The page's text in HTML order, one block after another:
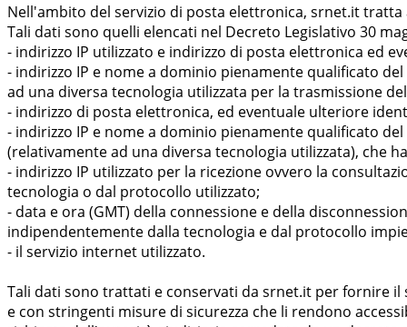
Nell'ambito del servizio di posta elettronica, srnet.it
Tali dati sono quelli elencati nel Decreto Legislativo 30
- indirizzo IP utilizzato e indirizzo di posta elettronica ed
- indirizzo IP e nome a dominio pienamente qualificato
ad una diversa tecnologia utilizzata per la trasmissione
- indirizzo di posta elettronica, ed eventuale ulteriore
- indirizzo IP e nome a dominio pienamente qualificato
(relativamente ad una diversa tecnologia utilizzata), che
- indirizzo IP utilizzato per la ricezione ovvero la
tecnologia o dal protocollo utilizzato;
- data e ora (GMT) della connessione e della
indipendentemente dalla tecnologia e dal protocollo
- il servizio internet utilizzato.
Tali dati sono trattati e conservati da srnet.it per fornire
e con stringenti misure di sicurezza che li rendono